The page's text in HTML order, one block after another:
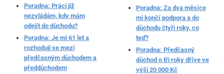
Poradna: Práci již
nezvládám, kdy mám
odejít do důchodu?
Poradna: Je mi 61 let a
rozhoduji se mezi
předčasným důchodem a
předdůchodem
Poradna: Za dva měsíce
mi končí podpora a do
důchodu čtyři roky, co
teď?
Poradna: Předčasný
důchod o tři roky dříve ve
výši 20 000 Kč